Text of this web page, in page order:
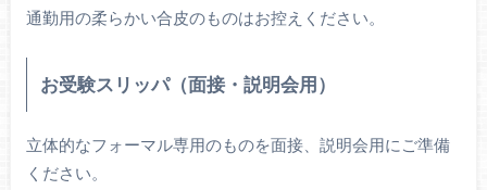
通勤用の柔らかい合皮のものはお控えください。
お受験スリッパ（面接・説明会用）
立体的なフォーマル専用のものを面接、説明会用にご準備
ください。